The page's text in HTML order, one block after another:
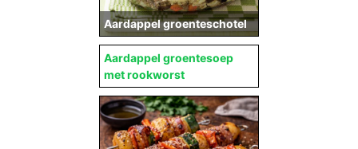
Aardappel groenteschotel
Aardappel groentesoep
met rookworst